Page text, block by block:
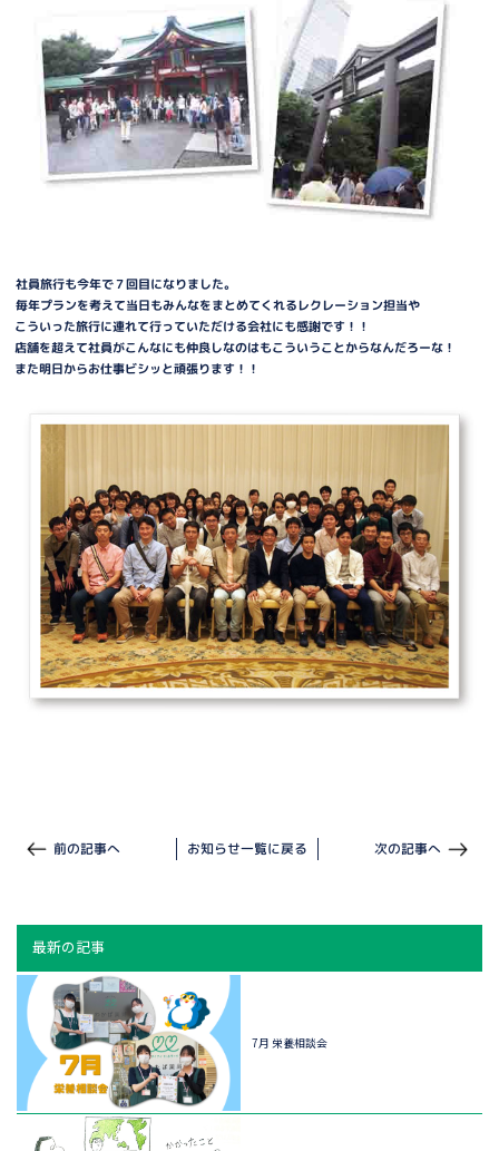
社員旅行も今年で７回目になりました。
毎年プランを考えて当日もみんなをまとめてくれるレクレーション担当や
こういった旅行に連れて行っていただける会社にも感謝です！！
店舗を超えて社員がこんなにも仲良しなのはもこういうことからなんだろーな！
また明日からお仕事ビシッと頑張ります！！
前の記事へ お知らせ一覧に戻る 次の記事へ
最新の記事
7月 栄養相談会